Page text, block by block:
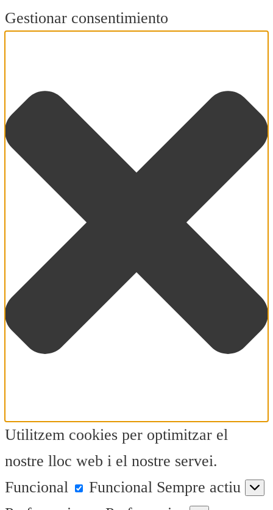
Gestionar consentimiento
Utilitzem cookies per optimitzar el
nostre lloc web i el nostre servei.
Funcional
Funcional Sempre actiu